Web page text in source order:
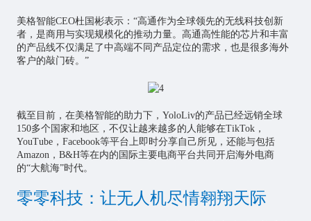
美格智能CEO杜国彬表示：“高通作为全球领先的无线科技创新
者，是商用与实现规模化的推动力量。高通高性能的芯片和丰富
的产品线不仅满足了中高端不同产品定位的需求，也是很多海外
客户的敲门砖。”
截至目前，在美格智能的助力下，YoloLiv的产品已经远销全球
150多个国家和地区，不仅让越来越多的人能够在TikTok，
YouTube，Facebook等平台上即时分享自己所见，还能与包括
Amazon，B&H等在内的国际主要电商平台共同开启海外电商
的“大航海”时代。
零零科技：让无人机尽情翱翔天际